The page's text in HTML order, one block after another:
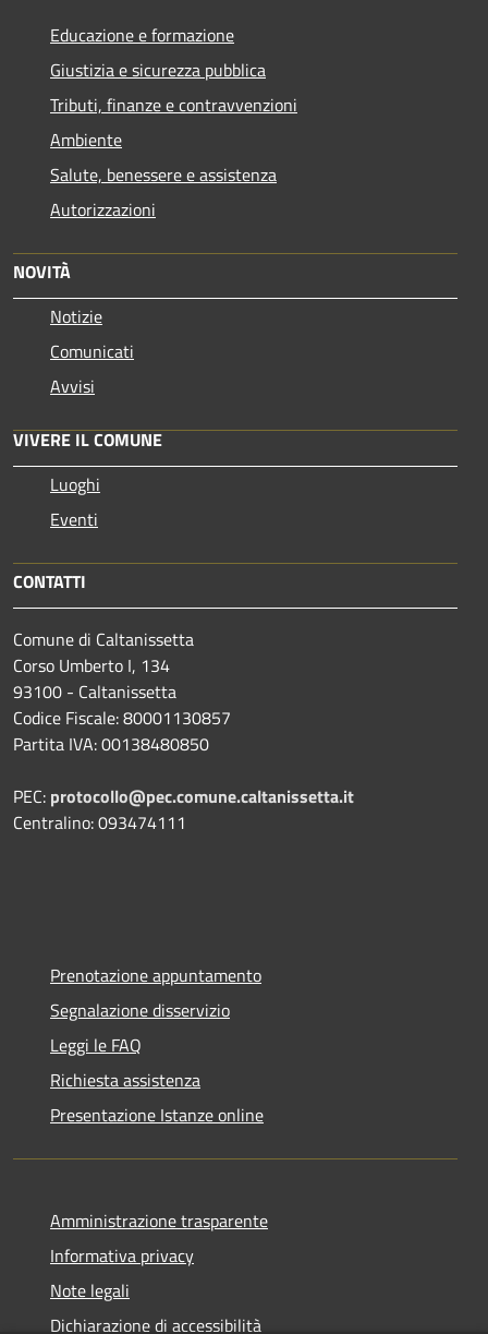
Educazione e formazione
Giustizia e sicurezza pubblica
Tributi, finanze e contravvenzioni
Ambiente
Salute, benessere e assistenza
Autorizzazioni
NOVITÀ
Notizie
Comunicati
Avvisi
VIVERE IL COMUNE
Luoghi
Eventi
CONTATTI
Comune di Caltanissetta
Corso Umberto I, 134
93100 - Caltanissetta
Codice Fiscale: 80001130857
Partita IVA: 00138480850
PEC: protocollo@pec.comune.caltanissetta.it
Centralino: 093474111
Prenotazione appuntamento
Segnalazione disservizio
Leggi le FAQ
Richiesta assistenza
Presentazione Istanze online
Amministrazione trasparente
Informativa privacy
Note legali
Dichiarazione di accessibilità